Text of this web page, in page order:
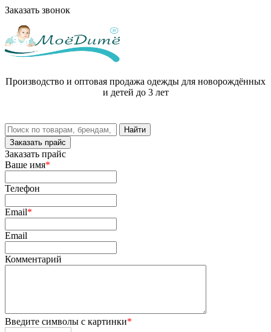
Заказать звонок
Производство и оптовая продажа одежды для новорождённых
и детей до 3 лет
Заказать прайс
Заказать прайс
Ваше имя*
Телефон
Email*
Email
Комментарий
Введите символы с картинки*